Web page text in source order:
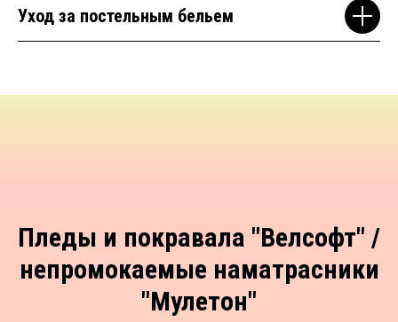
Уход за постельным бельем
Пледы и покравала "Велсофт" /
непромокаемые наматрасники
"Мулетон"